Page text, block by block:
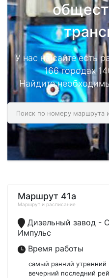
У нас на сайте есть
166 городах
Найдите
Маршрут 41а
Маршрут и расписание
Дизельный завод -
Импульс
Время работы
самый ранний утренний
вечерний последний